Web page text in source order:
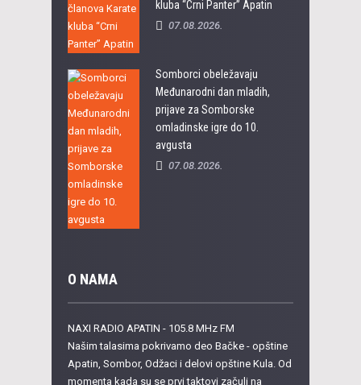
kluba “Crni Panter” Apatin
07.08.2026.
Somborci obeležavaju
Međunarodni dan mladih,
prijave za Somborske
omladinske igre do 10.
avgusta
07.08.2026.
O NAMA
NAXI RADIO APATIN - 105.8 MHz FM
Našim talasima pokrivamo deo Bačke - opštine
Apatin, Sombor, Odžaci i delovi opštine Kula. Od
momenta kada su se prvi taktovi začuli na